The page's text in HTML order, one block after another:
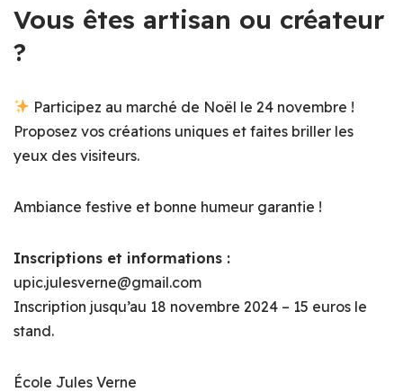
Vous êtes artisan ou créateur
?
Participez au marché de Noël le 24 novembre !
Proposez vos créations uniques et faites briller les
yeux des visiteurs.
Ambiance festive et bonne humeur garantie !
Inscriptions et informations :
upic.julesverne@gmail.com
Inscription jusqu’au 18 novembre 2024 – 15 euros le
stand.
École Jules Verne